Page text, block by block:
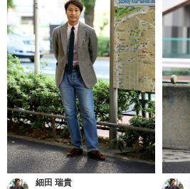
細田 瑞貴